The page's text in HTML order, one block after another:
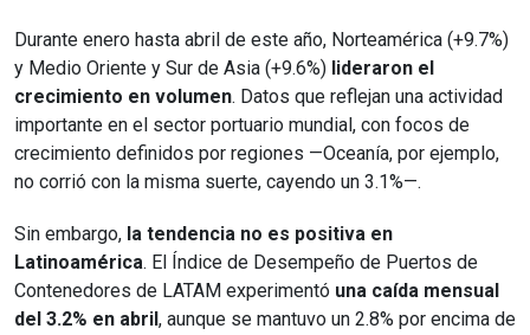
Durante enero hasta abril de este año, Norteamérica (+9.7%)
y Medio Oriente y Sur de Asia (+9.6%) lideraron el
crecimiento en volumen. Datos que reflejan una actividad
importante en el sector portuario mundial, con focos de
crecimiento definidos por regiones —Oceanía, por ejemplo,
no corrió con la misma suerte, cayendo un 3.1%—.
Sin embargo, la tendencia no es positiva en
Latinoamérica. El Índice de Desempeño de Puertos de
Contenedores de LATAM experimentó una caída mensual
del 3.2% en abril, aunque se mantuvo un 2.8% por encima de